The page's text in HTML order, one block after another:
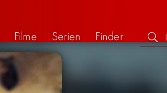
Filme Serien Finder